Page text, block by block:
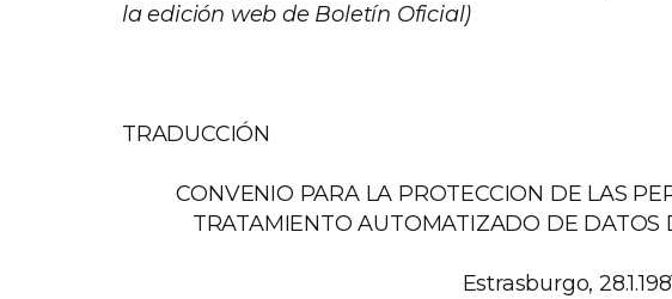
la edición web de Boletín Oficial)
TRADUCCIÓN
CONVENIO PARA LA PROTECCION DE LAS
TRATAMIENTO AUTOMATIZADO DE DATOS
Estrasburgo,